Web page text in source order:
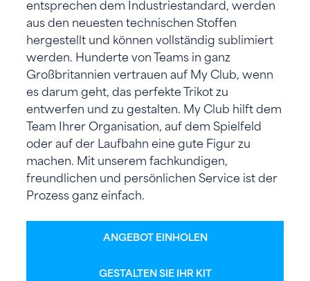
entsprechen dem Industriestandard, werden
aus den neuesten technischen Stoffen
hergestellt und können vollständig sublimiert
werden. Hunderte von Teams in ganz
Großbritannien vertrauen auf My Club, wenn
es darum geht, das perfekte Trikot zu
entwerfen und zu gestalten. My Club hilft dem
Team Ihrer Organisation, auf dem Spielfeld
oder auf der Laufbahn eine gute Figur zu
machen. Mit unserem fachkundigen,
freundlichen und persönlichen Service ist der
Prozess ganz einfach.
ANGEBOT EINHOLEN
GESTALTEN SIE IHR KIT